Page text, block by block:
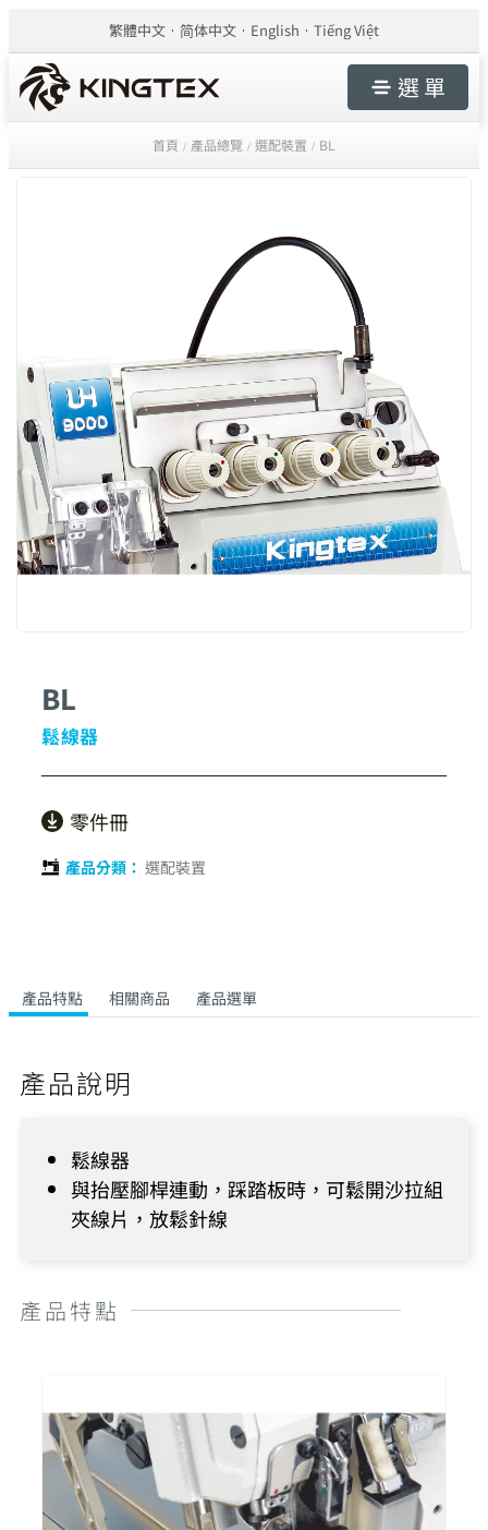
繁體中文 简体中文 English Tiếng Việt
選 單
首頁 / 產品總覽 / 選配裝置 / BL
BL
鬆線器
零件冊
產品分類： 選配裝置
產品特點 相關商品 產品選單
產品說明
鬆線器
與抬壓腳桿連動，踩踏板時，可鬆開沙拉組
夾線片，放鬆針線
產品特點